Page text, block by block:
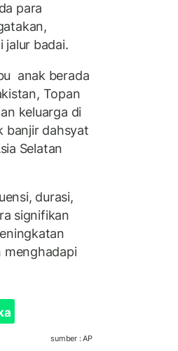
para
jalur badai.
anak berada
Topan
keluarga di
banjir dahsyat
Selatan
durasi,
signifikan
menghadapi
sumber : AP